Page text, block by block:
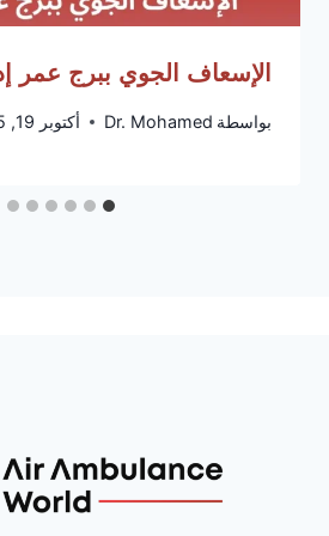
الإسعاف الجوي ببرج عمر
بواسطة Dr. Mohamed أكتوبر 19, 2025